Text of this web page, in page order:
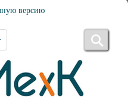
версию